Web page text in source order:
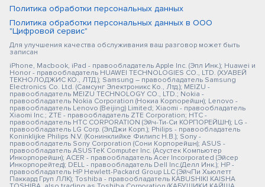
Политика обработки персональных данных
Политика обработки персональных данных в ООО
"Цифровой сервис"
Для улучшения качества обслуживания ваш разговор может быть
записан
iPhone, Macbook, iPad - правообладатель Apple Inc. (Эпл Инк.); Huawei и
Honor - правообладатель HUAWEI TECHNOLOGIES CO., LTD. (ХУАВЕЙ
ТЕКНОЛОДЖИС КО., ЛТД.); Samsung – правообладатель Samsung
Electronics Co. Ltd. (Самсунг Электроникс Ко., Лтд.); MEIZU -
правообладатель MEIZU TECHNOLOGY CO., LTD.; Nokia -
правообладатель Nokia Corporation (Нокиа Корпорейшн); Lenovo -
правообладатель Lenovo (Beijing) Limited; Xiaomi - правообладатель
Xiaomi Inc.; ZTE - правообладатель ZTE Corporation; HTC -
правообладатель HTC CORPORATION (Эйч-Ти-Си КОРПОРЕЙШН); LG -
правообладатель LG Corp. (ЭлДжи Корп.); Philips - правообладатель
Koninklijke Philips N.V. (Конинклийке Филипс Н.В.); Sony -
правообладатель Sony Corporation (Сони Корпорейшн); ASUS -
правообладатель ASUSTeK Computer Inc. (Асустек Компьютер
Инкорпорейшн); ACER - правообладатель Acer Incorporated (Эйсер
Инкорпорейтед); DELL - правообладатель Dell Inc.(Делл Инк.); HP -
правообладатель HP Hewlett-Packard Group LLC (ЭйчПи Хьюлетт
Паккард Груп ЛЛК); Toshiba - правообладатель KABUSHIKI KAISHA